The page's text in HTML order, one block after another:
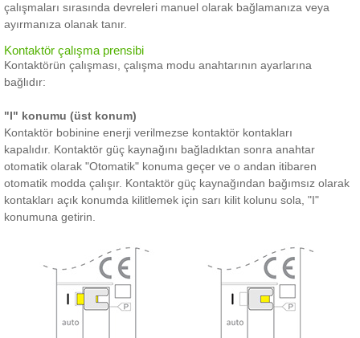
çalışmaları sırasında devreleri manuel olarak bağlamanıza veya
ayırmanıza olanak tanır.
Kontaktör çalışma prensibi
Kontaktörün çalışması, çalışma modu anahtarının ayarlarına
bağlıdır:
"I" konumu (üst konum)
Kontaktör bobinine enerji verilmezse kontaktör kontakları
kapalıdır. Kontaktör güç kaynağını bağladıktan sonra anahtar
otomatik olarak "Otomatik" konuma geçer ve o andan itibaren
otomatik modda çalışır. Kontaktör güç kaynağından bağımsız olarak
kontakları açık konumda kilitlemek için sarı kilit kolunu sola, "I"
konumuna getirin.